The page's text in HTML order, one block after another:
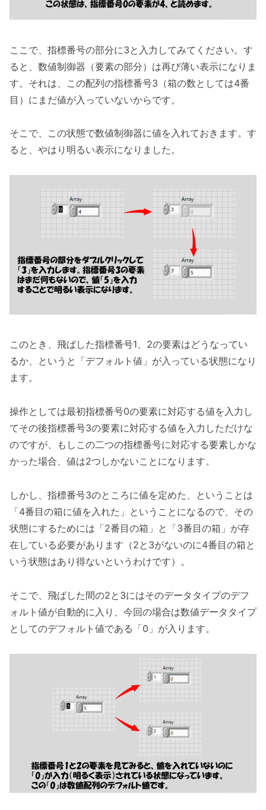
ここで、指標番号の部分に3と入力してみてください。す
ると、数値制御器（要素の部分）は再び薄い表示になりま
す。それは、この配列の指標番号3（箱の数としては4番
目）にまだ値が入っていないからです。
そこで、この状態で数値制御器に値を入れておきます。す
ると、やはり明るい表示になりました。
このとき、飛ばした指標番号1、2の要素はどうなってい
るか、というと「デフォルト値」が入っている状態になり
ます。
操作としては最初指標番号0の要素に対応する値を入力し
てその後指標番号3の要素に対応する値を入力しただけな
のですが、もしこの二つの指標番号に対応する要素しかな
かった場合、値は2つしかないことになります。
しかし、指標番号3のところに値を定めた、ということは
「4番目の箱に値を入れた」ということになるので、その
状態にするためには「2番目の箱」と「3番目の箱」が存
在している必要があります（2と3がないのに4番目の箱と
いう状態はあり得ないというわけです）。
そこで、飛ばした間の2と3にはそのデータタイプのデフ
ォルト値が自動的に入り、今回の場合は数値データタイプ
としてのデフォルト値である「0」が入ります。